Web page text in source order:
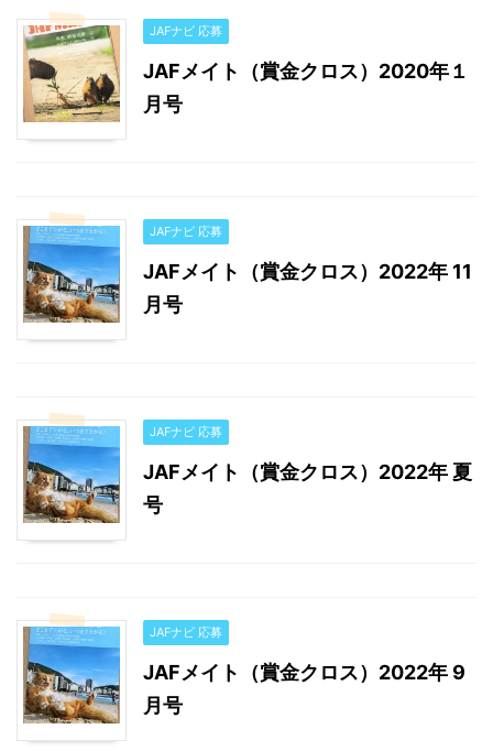
JAFナビ 応募
JAFメイト（賞金クロス）2020年１
月号
JAFナビ 応募
JAFメイト（賞金クロス）2022年 11
月号
JAFナビ 応募
JAFメイト（賞金クロス）2022年 夏
号
JAFナビ 応募
JAFメイト（賞金クロス）2022年 9
月号